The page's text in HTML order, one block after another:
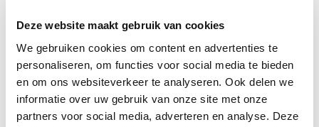
Deze website maakt gebruik van cookies
We gebruiken cookies om content en advertenties te
personaliseren, om functies voor social media te bieden
en om ons websiteverkeer te analyseren. Ook delen we
informatie over uw gebruik van onze site met onze
partners voor social media, adverteren en analyse. Deze
Virginia al maanden en gebruikt geavanceerde
technologie om bij slachtoffers thuis binnen te komen.
Scarpetta moet ondertussen naar Mercy Island, naar
een berucht psychiatrisch ziekenhuis waar twee